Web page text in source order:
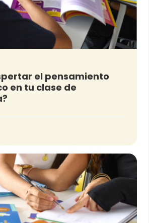
el pensamiento
en tu clase de